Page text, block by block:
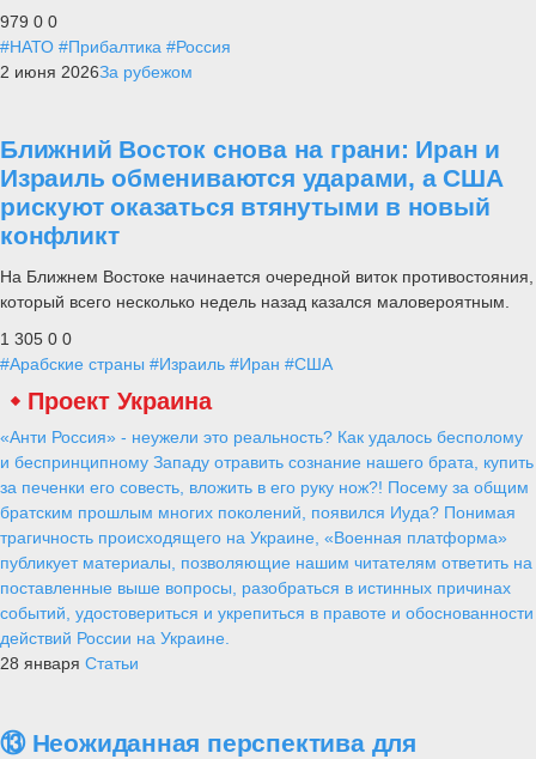
979 0 0
#НАТО #Прибалтика #Россия
2 июня 2026За рубежом
Ближний Восток снова на грани: Иран и
Израиль обмениваются ударами, а США
рискуют оказаться втянутыми в новый
конфликт
На Ближнем Востоке начинается очередной виток противостояния,
который всего несколько недель назад казался маловероятным.
1 305 0 0
#Арабские страны #Израиль #Иран #США
Проект Украина
«Анти Россия» - неужели это реальность? Как удалось бесполому
и беспринципному Западу отравить сознание нашего брата, купить
за печенки его совесть, вложить в его руку нож?! Посему за общим
братским прошлым многих поколений, появился Иуда? Понимая
трагичность происходящего на Украине, «Военная платформа»
публикует материалы, позволяющие нашим читателям ответить на
поставленные выше вопросы, разобраться в истинных причинах
событий, удостовериться и укрепиться в правоте и обоснованности
действий России на Украине.
28 января Статьи
⑬ Неожиданная перспектива для